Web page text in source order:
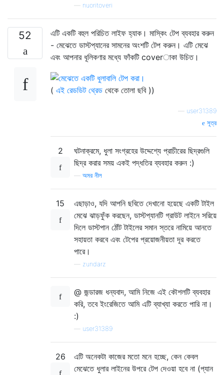
nuoritoveri
52
এটি একটি বহুল পরিচিত লাইফ হ্যাক। মাস্কিং টেপ ব্যবহার করুন
- মেঝেতে ডাস্টপ্যানের সামনের অংশটি টেপ করুন। এটি মেঝে
এবং আপনার ধূলিকণার মধ্যে ফাঁকটি coverাকা উচিত।
( এই রেডডিট থ্রেড থেকে তোলা ছবি ))
user31389
সূত্র
2
ঘটনাক্রমে, ধুলা সংগ্রহের উদ্দেশ্যে প্রাচীরের ছিদ্রগুলি
ছিদ্র করার সময় একই পদ্ধতির ব্যবহার করুন :)
অমর নীল
15
এছাড়াও, যদি আপনি ছবিতে দেখানো হয়েছে একটি টাইল
মেঝে ঝাড়ফুঁক করছেন, ডাস্টপ্যানটি গ্রাউট লাইনে সরিয়ে
দিলে ডাস্টপান ঠোঁট টাইলের সমান স্তরে নামিয়ে আনতে
সহায়তা করবে এবং টেপের প্রয়োজনীয়তা দূর করতে
পারে।
zundarz
@ জন্ডারজ ধন্যবাদ, আমি নিজে এই কৌশলটি ব্যবহার
করি, তবে ইংরেজিতে আমি এটি ব্যাখ্যা করতে পারি না।
:)
user31389
26
এটি অনেকটা কাজের মতো মনে হচ্ছে, কেন কেবল
মেঝেতে ধুলার লাইনের উপরে টেপ দেওয়া হবে না (প্যান